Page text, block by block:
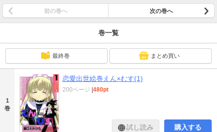
前の巻へ 次の巻へ
巻一覧
最終巻 まとめ買い
1
巻
恋愛出世絵巻えん×むす(1)
200ページ |480pt
試し読み 購入する